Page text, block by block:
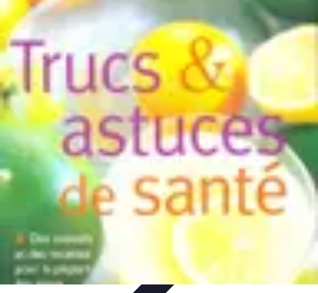
Astuces Rubik Cube
Astuces et Techniques
Techniques de SpeedcubingAstuces et
techniques
Techniques et Astuces
Astuces Rubik Cube